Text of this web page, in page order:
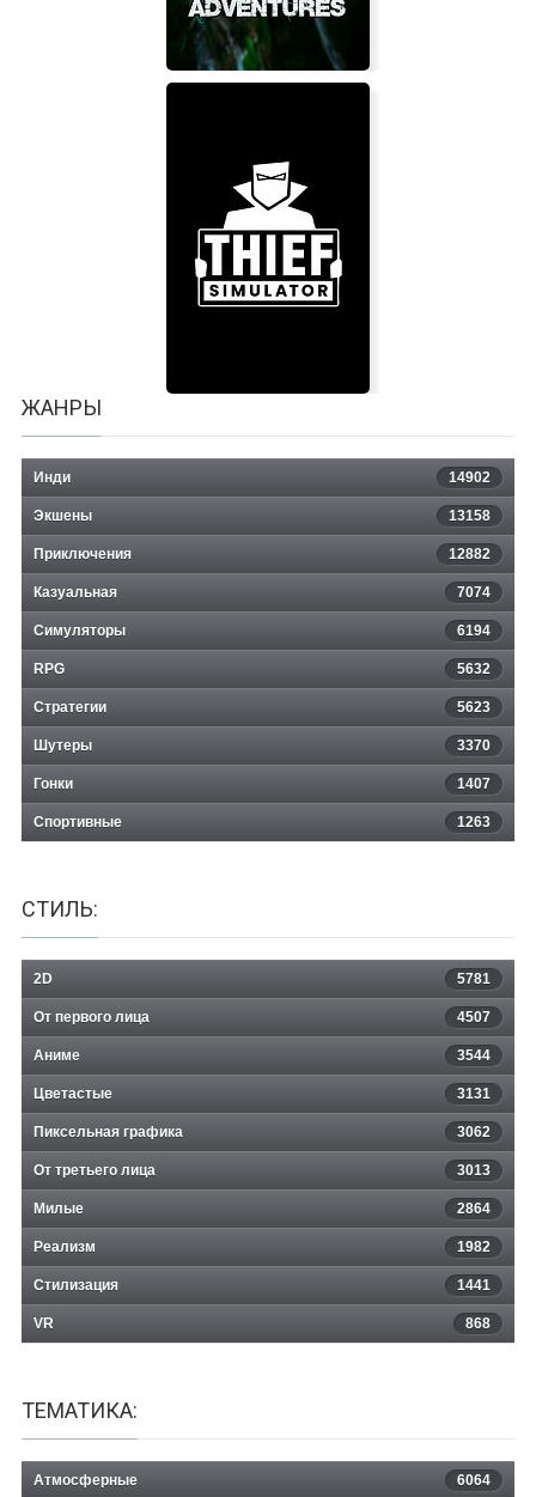
Bear Adventures
ЖАНРЫ
Инди 14902
Экшены 13158
Приключения 12882
Казуальная 7074
Симуляторы 6194
RPG 5632
Стратегии 5623
Шутеры 3370
Гонки 1407
Спортивные 1263
СТИЛЬ:
2D 5781
От первого лица 4507
Аниме 3544
Цветастые 3131
Пиксельная графика 3062
От третьего лица 3013
Милые 2864
Реализм 1982
Стилизация 1441
VR 868
ТЕМАТИКА:
Атмосферные 6064